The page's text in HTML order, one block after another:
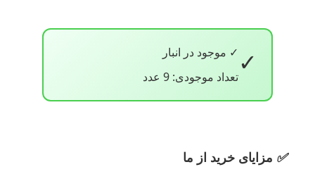
✓ ✓ موجود در انبار
تعداد موجودی: 9 عدد
✅ مزایای خرید از ما